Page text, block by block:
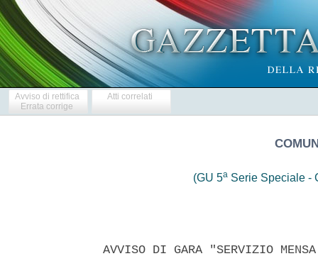
Avviso di rettifica
Errata corrige
Atti correlati
(GU 5a Serie Speciale -
AVVISO DI GARA "SERVIZIO